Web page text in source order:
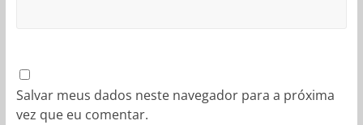
Salvar meus dados neste navegador para a próxima
vez que eu comentar.